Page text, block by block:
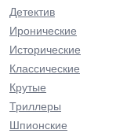
Детектив
Иронические
Исторические
Классические
Крутые
Триллеры
Шпионские